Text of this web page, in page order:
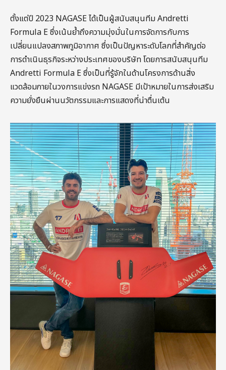
ตั้งแต่ปี 2023 NAGASE ได้เป็นผู้สนับสนุนทีม Andretti
Formula E ซึ่งเน้นย้ำถึงความมุ่งมั่นในการจัดการกับการ
เปลี่ยนแปลงสภาพภูมิอากาศ ซึ่งเป็นปัญหาระดับโลกที่สำคัญต่อ
การดำเนินธุรกิจระหว่างประเทศของบริษัท โดยการสนับสนุนทีม
Andretti Formula E ซึ่งเป็นที่รู้จักในด้านโครงการด้านสิ่ง
แวดล้อมภายในวงการแข่งรถ NAGASE มีเป้าหมายในการส่งเสริม
ความยั่งยืนผ่านนวัตกรรมและการแสดงที่น่าตื่นเต้น